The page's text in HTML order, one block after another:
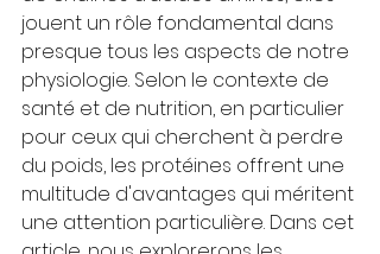
jouent un rôle fondamental dans
presque tous les aspects de notre
physiologie. Selon le contexte de
santé et de nutrition, en particulier
pour ceux qui cherchent à perdre
du poids, les protéines offrent une
multitude d'avantages qui méritent
une attention particulière. Dans cet